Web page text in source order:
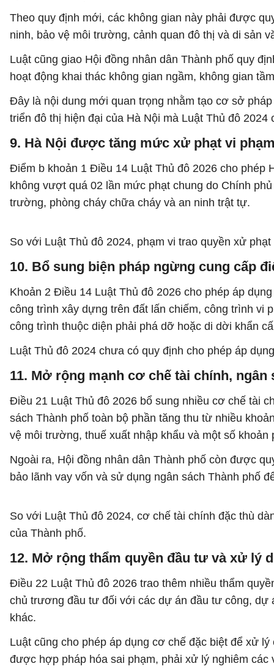
Theo quy định mới, các không gian này phải được
ninh, bảo vệ môi trường, cảnh quan đô thị và di sản
Luật cũng giao Hội đồng nhân dân Thành phố quy
hoạt động khai thác không gian ngầm, không gian
Đây là nội dung mới quan trọng nhằm tạo cơ sở
triển đô thị hiện đại của Hà Nội mà Luật Thủ đô 2024
9. Hà Nội được tăng mức xử phạt vi
Điểm b khoản 1 Điều 14 Luật Thủ đô 2026 cho phép
không vượt quá 02 lần mức phạt chung do Chính
trường, phòng cháy chữa cháy và an ninh trật tự.
So với Luật Thủ đô 2024, phạm vi trao quyền xử
10. Bổ sung biện pháp ngừng cung cấp
Khoản 2 Điều 14 Luật Thủ đô 2026 cho phép áp
công trình xây dựng trên đất lấn chiếm, công trình vi
công trình thuộc diện phải phá dỡ hoặc di dời khẩn
Luật Thủ đô 2024 chưa có quy định cho phép áp
11. Mở rộng mạnh cơ chế tài chính, ngân
Điều 21 Luật Thủ đô 2026 bổ sung nhiều cơ chế tài
sách Thành phố toàn bộ phần tăng thu từ nhiều
vệ môi trường, thuế xuất nhập khẩu và một số
Ngoài ra, Hội đồng nhân dân Thành phố còn được
bảo lãnh vay vốn và sử dụng ngân sách Thành phố
So với Luật Thủ đô 2024, cơ chế tài chính đặc thù
của Thành phố.
12. Mở rộng thẩm quyền đầu tư và xử lý
Điều 22 Luật Thủ đô 2026 trao thêm nhiều thẩm
chủ trương đầu tư đối với các dự án đầu tư công, dự
khác.
Luật cũng cho phép áp dụng cơ chế đặc biệt để xử
được hợp pháp hóa sai phạm, phải xử lý nghiêm